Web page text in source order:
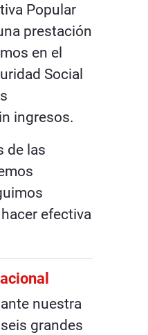
Popular
prestación
en el
Social
ingresos.
de las
efectiva
nuestra
grandes